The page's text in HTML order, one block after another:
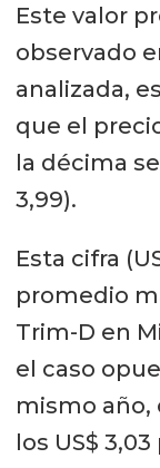
Este valor
observado
analizada,
que el
la décima
3,99).
Esta cifra
promedio
Trim-D en
el caso
mismo año,
los US$